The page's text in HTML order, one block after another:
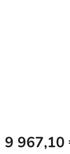
9 967,10